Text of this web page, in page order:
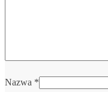
Nazwa *